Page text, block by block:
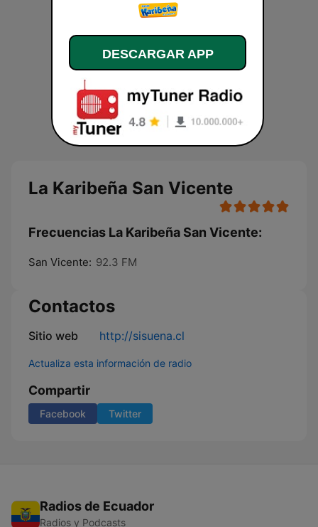
La Karibeña San Vicente
Frecuencias La Karibeña San Vicente:
San Vicente: 92.3 FM
Contactos
Sitio web http://sisuena.cl
Actualiza esta información de radio
Compartir
Facebook Twitter
Radios de Ecuador
Radios y Podcasts
DESCARGAR APP